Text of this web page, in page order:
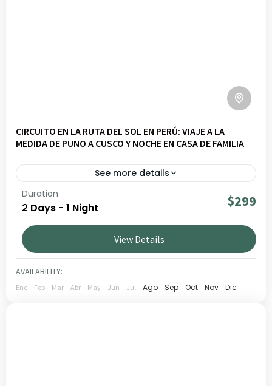
CIRCUITO EN LA RUTA DEL SOL EN PERÚ: VIAJE A LA
MEDIDA DE PUNO A CUSCO Y NOCHE EN CASA DE FAMILIA
See more details
Una Ruta del Sol modulable entre Tipón, Palcoyo, Waqra
Pukara, Tinajani o Sillustani, con noche en comunidad
en Raqchi. Una experiencia flexible que combina
cultura, paisajes y encuentros auténticos.
CUSCO
1 PERSON
Duration
2 Days - 1 Night $299
View Details
AVAILABILITY:
Ene Feb Mar Abr May Jun Jul Ago Sep Oct Nov Dic